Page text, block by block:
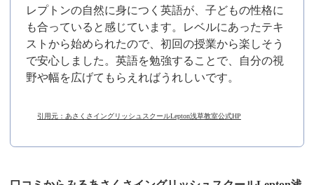
レプトンの自然に身につく英語が、子どもの性格に
も合っていると感じています。レベルにあったテキ
ストから始められたので、初回の授業から楽しそう
で安心しました。英語を勉強することで、自分の視
野や幅を広げてもらえればうれしいです。
引用元：あさくさイングリッシュスクールLepton浅草教室公式HP